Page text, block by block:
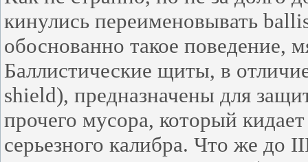
кинулись переименовывать
обоснованно такое поведение,
Баллистические щиты, в
shield), предназначены для
прочего мусора, который
серьезного калибра. Что же до